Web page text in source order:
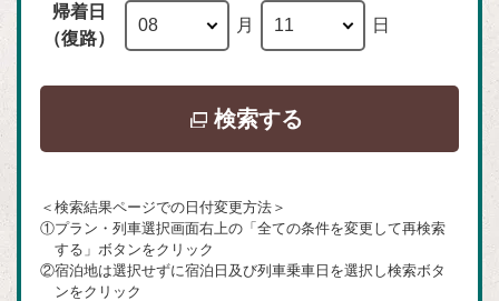
帰着日
（復路）
月 日
検索する
ウ
ン
ウ
＜検索結果ページでの日付変更方法＞
①プラン・列車選択画面右上の「全ての条件を変更して再検索
する」ボタンをクリック
②宿泊地は選択せずに宿泊日及び列車乗車日を選択し検索ボタ
ンをクリック